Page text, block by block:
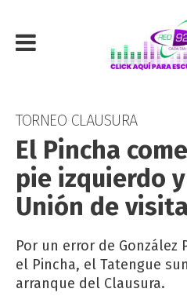
TORNEO CLAUSURA
El Pincha
pie izquierdo
Unión de
Por un error de González
el Pincha, el Tatengue
arranque del Clausura.